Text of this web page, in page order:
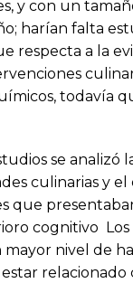
y con un
harían falta
respecta a la
todavía
se analizó
culinarias y el
que
cognitivo
nivel de